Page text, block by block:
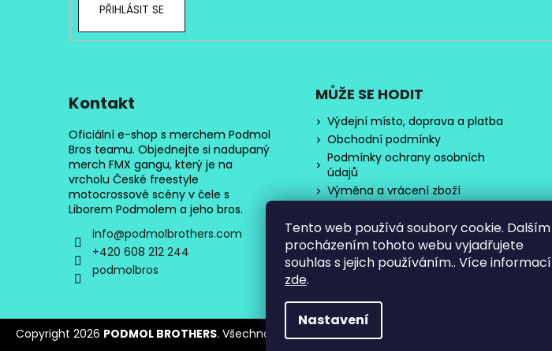
Tento web používá soubory cookie. Dalším
procházením tohoto webu vyjadřujete
souhlas s jejich používáním.. Více informací
zde.
Nastavení
PŘIHLÁSIT SE
Kontakt
Oficiální e-shop s merchem Podmol
Bros teamu. Objednejte si nadupaný
merch FMX gangu, který je na
vrcholu České freestyle
motocrossové scény v čele s
Liborem Podmolem a jeho bros.
info@podmolbrothers.com
+420 608 212 244
podmolbros
MŮŽE SE HODIT
Výdejní místo, doprava a platba
Obchodní podmínky
Podmínky ochrany osobních
údajů
Výměna a vrácení zboží
Hodnocení obchodu
Copyright 2026 PODMOL BROTHERS. Všechna práva vyhrazena.